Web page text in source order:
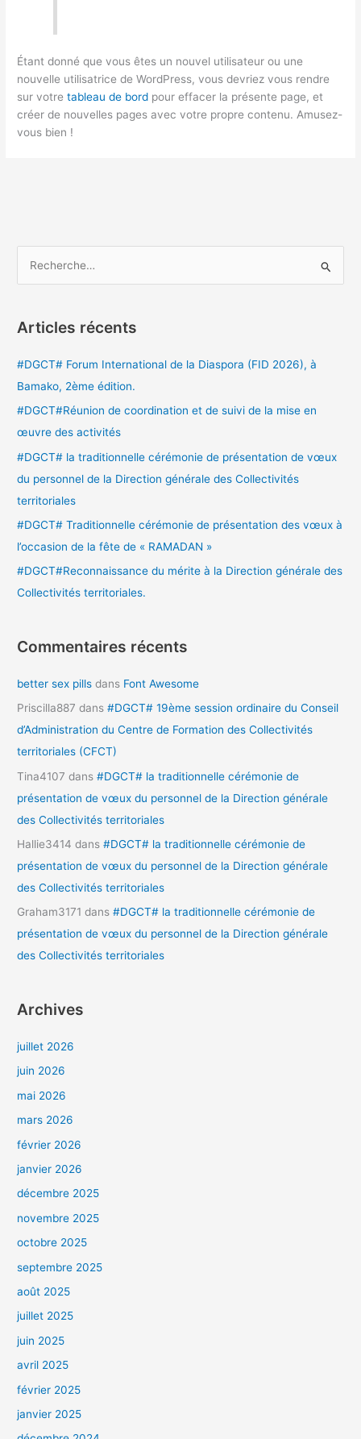
Étant donné que vous êtes un nouvel utilisateur ou une
nouvelle utilisatrice de WordPress, vous devriez vous rendre
sur votretableau de bord pour effacer la présente page, et
créer de nouvelles pages avec votre propre contenu. Amusez-
vous bien !
h
r
:
Articles récents
#DGCT# Forum International de la Diaspora (FID 2026), à
Bamako, 2ème édition.
#DGCT#Réunion de coordination et de suivi de la mise en
œuvre des activités
#DGCT# la traditionnelle cérémonie de présentation de vœux
du personnel de la Direction générale des Collectivités
territoriales
#DGCT# Traditionnelle cérémonie de présentation des vœux à
l’occasion de la fête de « RAMADAN »
#DGCT#Reconnaissance du mérite à la Direction générale des
Collectivités territoriales.
Commentaires récents
better sex pills dans Font Awesome
Priscilla887 dans#DGCT# 19ème session ordinaire du Conseil
d’Administration du Centre de Formation des Collectivités
territoriales (CFCT)
Tina4107 dans#DGCT# la traditionnelle cérémonie de
présentation de vœux du personnel de la Direction générale
des Collectivités territoriales
Hallie3414 dans#DGCT# la traditionnelle cérémonie de
présentation de vœux du personnel de la Direction générale
des Collectivités territoriales
Graham3171 dans#DGCT# la traditionnelle cérémonie de
présentation de vœux du personnel de la Direction générale
des Collectivités territoriales
Archives
juillet 2026
juin 2026
mai 2026
mars 2026
février 2026
janvier 2026
décembre 2025
novembre 2025
octobre 2025
septembre 2025
août 2025
juillet 2025
juin 2025
avril 2025
février 2025
janvier 2025